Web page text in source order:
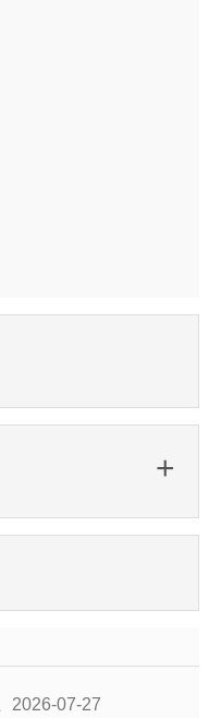
2026-07-27